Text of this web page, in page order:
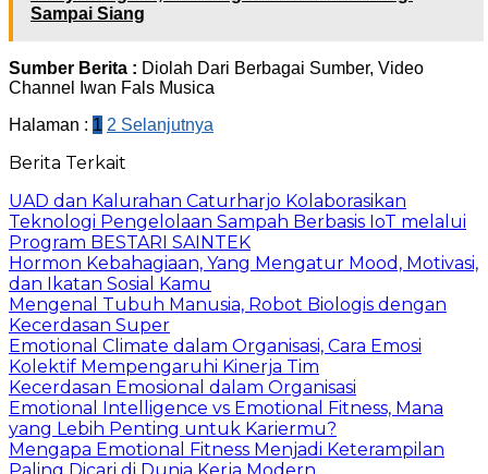
Sampai Siang
Sumber Berita : Diolah Dari Berbagai Sumber, Video
Channel Iwan Fals Musica
Halaman : 1 2 Selanjutnya
Berita Terkait
UAD dan Kalurahan Caturharjo Kolaborasikan
Teknologi Pengelolaan Sampah Berbasis IoT melalui
Program BESTARI SAINTEK
Hormon Kebahagiaan, Yang Mengatur Mood, Motivasi,
dan Ikatan Sosial Kamu
Mengenal Tubuh Manusia, Robot Biologis dengan
Kecerdasan Super
Emotional Climate dalam Organisasi, Cara Emosi
Kolektif Mempengaruhi Kinerja Tim
Kecerdasan Emosional dalam Organisasi
Emotional Intelligence vs Emotional Fitness, Mana
yang Lebih Penting untuk Kariermu?
Mengapa Emotional Fitness Menjadi Keterampilan
Paling Dicari di Dunia Kerja Modern